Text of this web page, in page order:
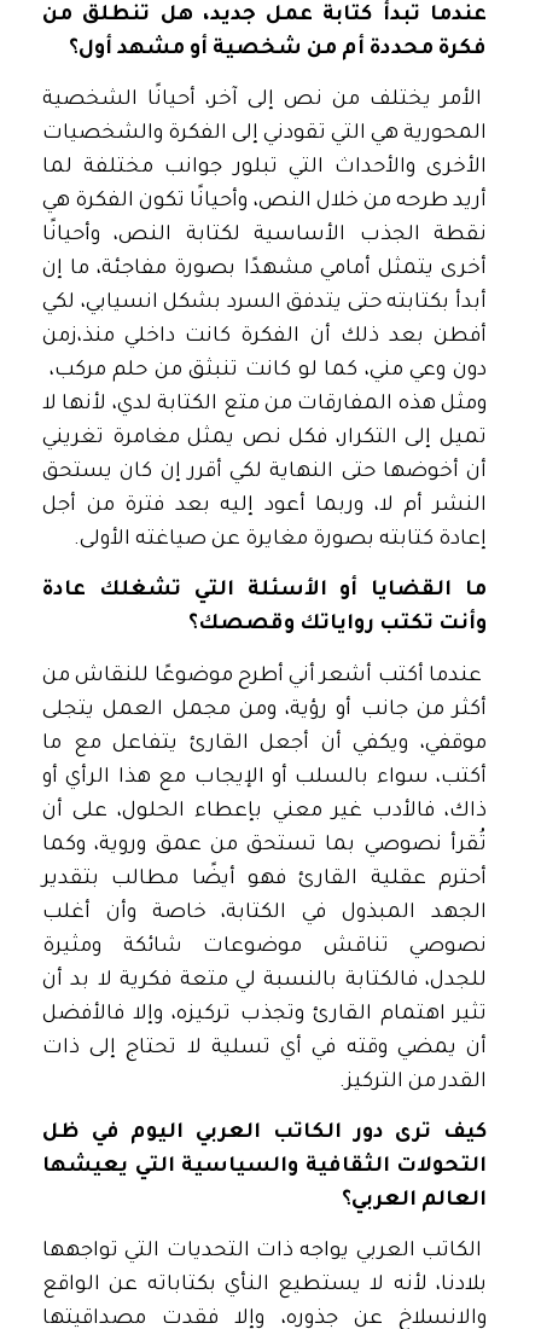
عندما تبدأ كتابة عمل جديد، هل تنطلق من
فكرة محددة أم من شخصية أو مشهد أول؟
الأمر يختلف من نص إلى آخر، أحيانًا الشخصية
المحورية هي التي تقودني إلى الفكرة والشخصيات
الأخرى والأحداث التي تبلور جوانب مختلفة لما
أريد طرحه من خلال النص، وأحيانًا تكون الفكرة هي
نقطة الجذب الأساسية لكتابة النص، وأحيانًا
أخرى يتمثل أمامي مشهدًا بصورة مفاجئة، ما إن
أبدأ بكتابته حتى يتدفق السرد بشكل انسيابي، لكي
أفطن بعد ذلك أن الفكرة كانت داخلي منذ،زمن
دون وعي مني، كما لو كانت تنبثق من حلم مركب،
ومثل هذه المفارقات من متع الكتابة لدي، لأنها لا
تميل إلى التكرار، فكل نص يمثل مغامرة تغريني
أن أخوضها حتى النهاية لكي أقرر إن كان يستحق
النشر أم لا، وربما أعود إليه بعد فترة من أجل
إعادة كتابته بصورة مغايرة عن صياغته الأولى.
ما القضايا أو الأسئلة التي تشغلك عادة
وأنت تكتب رواياتك وقصصك؟
عندما أكتب أشعر أني أطرح موضوعًا للنقاش من
أكثر من جانب أو رؤية، ومن مجمل العمل يتجلى
موقفي، ويكفي أن أجعل القارئ يتفاعل مع ما
أكتب، سواء بالسلب أو الإيجاب مع هذا الرأي أو
ذاك، فالأدب غير معني بإعطاء الحلول، على أن
تُقرأ نصوصي بما تستحق من عمق وروية، وكما
أحترم عقلية القارئ فهو أيضًا مطالب بتقدير
الجهد المبذول في الكتابة، خاصة وأن أغلب
نصوصي تناقش موضوعات شائكة ومثيرة
للجدل، فالكتابة بالنسبة لي متعة فكرية لا بد أن
تثير اهتمام القارئ وتجذب تركيزه، وإلا فالأفضل
أن يمضي وقته في أي تسلية لا تحتاج إلى ذات
القدر من التركيز.
كيف ترى دور الكاتب العربي اليوم في ظل
التحولات الثقافية والسياسية التي يعيشها
العالم العربي؟
الكاتب العربي يواجه ذات التحديات التي تواجهها
بلادنا، لأنه لا يستطيع النأي بكتاباته عن الواقع
والانسلاخ عن جذوره، وإلا فقدت مصداقيتها